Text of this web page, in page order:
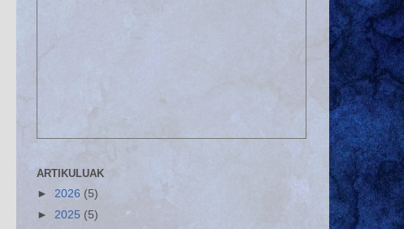
ARTIKULUAK
► 2026 (5)
► 2025 (5)